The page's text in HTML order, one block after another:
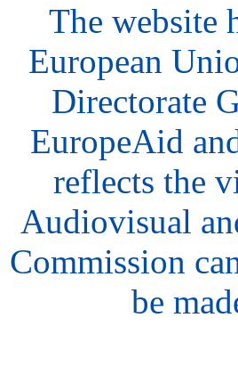
The website
European
Directorate
EuropeAid
reflects the
Audiovisual
Commission
be